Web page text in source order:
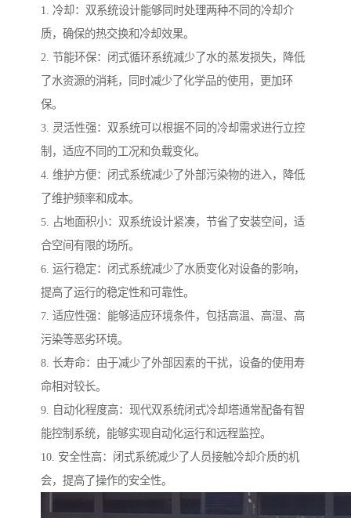
1. 冷却：双系统设计能够同时处理两种不同的冷却介
质，确保的热交换和冷却效果。
2. 节能环保：闭式循环系统减少了水的蒸发损失，降低
了水资源的消耗，同时减少了化学品的使用，更加环
保。
3. 灵活性强：双系统可以根据不同的冷却需求进行立控
制，适应不同的工况和负载变化。
4. 维护方便：闭式系统减少了外部污染物的进入，降低
了维护频率和成本。
5. 占地面积小：双系统设计紧凑，节省了安装空间，适
合空间有限的场所。
6. 运行稳定：闭式系统减少了水质变化对设备的影响，
提高了运行的稳定性和可靠性。
7. 适应性强：能够适应环境条件，包括高温、高湿、高
污染等恶劣环境。
8. 长寿命：由于减少了外部因素的干扰，设备的使用寿
命相对较长。
9. 自动化程度高：现代双系统闭式冷却塔通常配备有智
能控制系统，能够实现自动化运行和远程监控。
10. 安全性高：闭式系统减少了人员接触冷却介质的机
会，提高了操作的安全性。